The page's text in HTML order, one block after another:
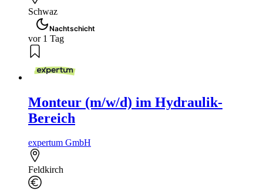
Schwaz
Nachtschicht
vor 1 Tag
Monteur (m/w/d) im Hydraulik-
Bereich
expertum GmbH
Feldkirch